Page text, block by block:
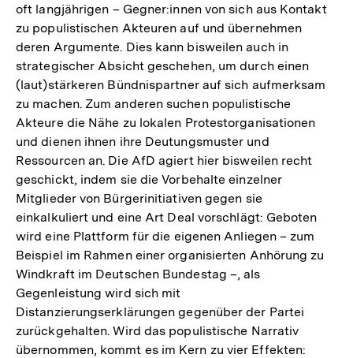
oft langjährigen – Gegner:innen von sich aus Kontakt
zu populistischen Akteuren auf und übernehmen
deren Argumente. Dies kann bisweilen auch in
strategischer Absicht geschehen, um durch einen
(laut)stärkeren Bündnispartner auf sich aufmerksam
zu machen. Zum anderen suchen populistische
Akteure die Nähe zu lokalen Protestorganisationen
und dienen ihnen ihre Deutungsmuster und
Ressourcen an. Die AfD agiert hier bisweilen recht
geschickt, indem sie die Vorbehalte einzelner
Mitglieder von Bürgerinitiativen gegen sie
einkalkuliert und eine Art Deal vorschlägt: Geboten
wird eine Plattform für die eigenen Anliegen – zum
Beispiel im Rahmen einer organisierten Anhörung zu
Windkraft im Deutschen Bundestag –, als
Gegenleistung wird sich mit
Distanzierungserklärungen gegenüber der Partei
zurückgehalten. Wird das populistische Narrativ
übernommen, kommt es im Kern zu vier Effekten: